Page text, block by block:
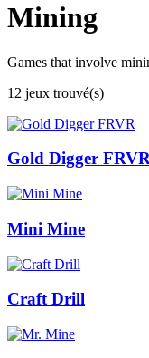
Mining
Games that involve
12 jeux trouvé(s)
Gold Digger
Mini Mine
Craft Drill